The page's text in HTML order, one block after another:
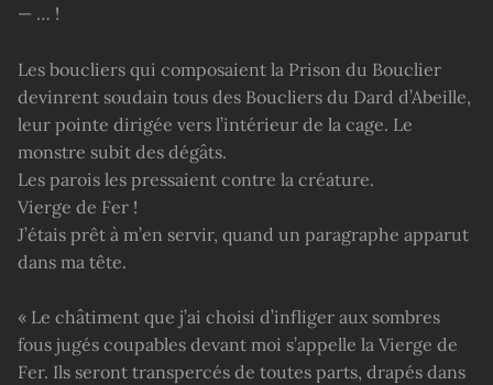
— … !
Les boucliers qui composaient la Prison du Bouclier
devinrent soudain tous des Boucliers du Dard d’Abeille,
leur pointe dirigée vers l’intérieur de la cage. Le
monstre subit des dégâts.
Les parois les pressaient contre la créature.
Vierge de Fer !
J’étais prêt à m’en servir, quand un paragraphe apparut
dans ma tête.
« Le châtiment que j’ai choisi d’infliger aux sombres
fous jugés coupables devant moi s’appelle la Vierge de
Fer. Ils seront transpercés de toutes parts, drapés dans